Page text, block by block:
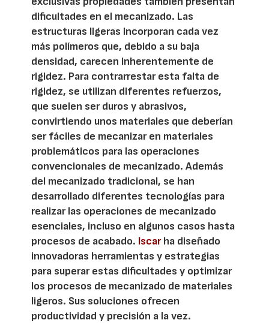
dificultades en el mecanizado. Las
estructuras ligeras incorporan cada vez
más polímeros que, debido a su baja
densidad, carecen inherentemente de
rigidez. Para contrarrestar esta falta de
rigidez, se utilizan diferentes refuerzos,
que suelen ser duros y abrasivos,
convirtiendo unos materiales que deberían
ser fáciles de mecanizar en materiales
problemáticos para las operaciones
convencionales de mecanizado. Además
del mecanizado tradicional, se han
desarrollado diferentes tecnologías para
realizar las operaciones de mecanizado
esenciales, incluso en algunos casos hasta
procesos de acabado. Iscarha diseñado
innovadoras herramientas y estrategias
para superar estas dificultades y optimizar
los procesos de mecanizado de materiales
ligeros. Sus soluciones ofrecen
productividad y precisión a la vez.